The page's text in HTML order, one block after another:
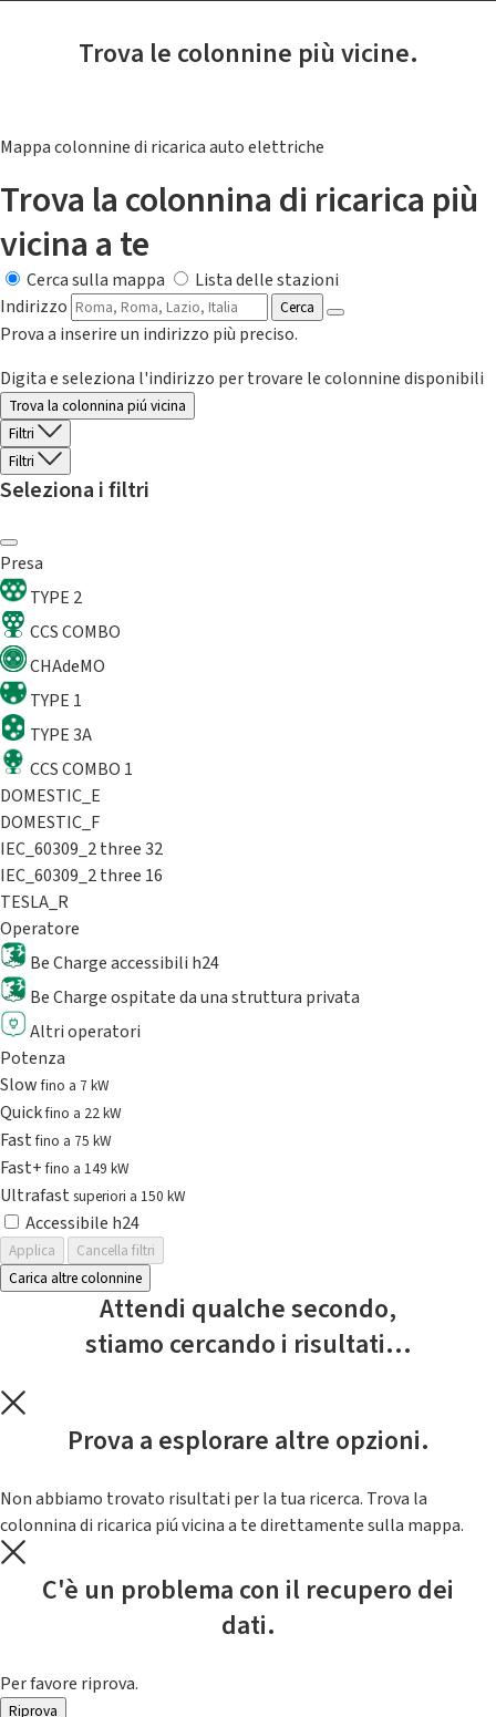
Trova le colonnine più vicine.
Mappa colonnine di ricarica auto elettriche
Trova la colonnina di ricarica più
vicina a te
Cerca sulla mappa
Lista delle stazioni
Indirizzo
Cerca
Prova a inserire un indirizzo più preciso.
Digita e seleziona l'indirizzo per trovare le colonnine disponibili
Trova la colonnina piú vicina
Filtri
Filtri
Seleziona i filtri
Presa
TYPE 2
CCS COMBO
CHAdeMO
TYPE 1
TYPE 3A
CCS COMBO 1
DOMESTIC_E
DOMESTIC_F
IEC_60309_2 three 32
IEC_60309_2 three 16
TESLA_R
Operatore
Be Charge accessibili h24
Be Charge ospitate da una struttura privata
Altri operatori
Potenza
Slowfino a 7 kW
Quickfino a 22 kW
Fastfino a 75 kW
Fast+fino a 149 kW
Ultrafast superiori a 150 kW
Accessibile h24
Applica
Cancella filtri
Carica altre colonnine
Attendi qualche secondo,
stiamo cercando i risultati...
Prova a esplorare altre opzioni.
Non abbiamo trovato risultati per la tua ricerca. Trova la
colonnina di ricarica piú vicina a te direttamente sulla mappa.
C'è un problema con il recupero dei
dati.
Per favore riprova.
Riprova